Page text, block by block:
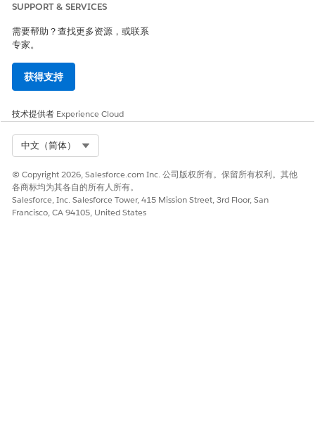
SUPPORT & SERVICES
需要帮助？查找更多资源，或联系
专家。
获得支持
技术提供者 Experience Cloud
中文（简体）
© Copyright 2026, Salesforce.com Inc. 公司版权所有。保留所有权利。其他
各商标均为其各自的所有人所有。
Salesforce, Inc. Salesforce Tower, 415 Mission Street, 3rd Floor, San
Francisco, CA 94105, United States